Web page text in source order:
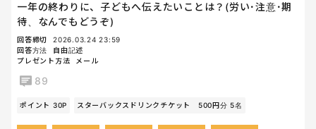
一年の終わりに、子どもへ伝えたいことは？(労い･注意･期
待、なんでもどうぞ)
回答締切
2026.03.24 23:59
回答方法
自由記述
プレゼント方法
メール
89
ポイント 30P スターバックスドリンクチケット 500円分 5名